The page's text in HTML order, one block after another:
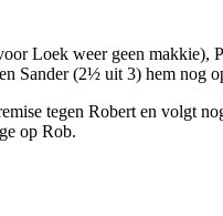
Loek weer geen
Sander (2½ uit 3) hem nog
tegen Robert en volgt
op Rob.